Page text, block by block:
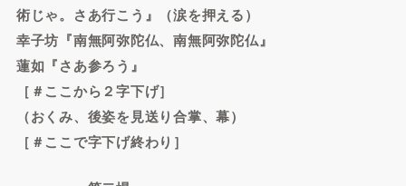
術じゃ。さあ行こう』（涙を押える）
幸子坊『南無阿弥陀仏、南無阿弥陀仏』
蓮如『さあ参ろう』
［＃ここから２字下げ］
（おくみ、後姿を見送り合掌、幕）
［＃ここで字下げ終わり］